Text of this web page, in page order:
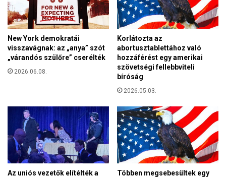
h
o
g
y
a
m
e
o
g
y
u
n
k
New York demokratái
visszavágnak: az „anya” szót
„várandós szülőre” cserélték
2026.06.08.
Korlátozta az
abortusztablettához való
hozzáférést egy amerikai
szövetségi fellebbviteli
bíróság
2026.05.03.
Az uniós vezetők elítélték a
Többen megsebesültek egy